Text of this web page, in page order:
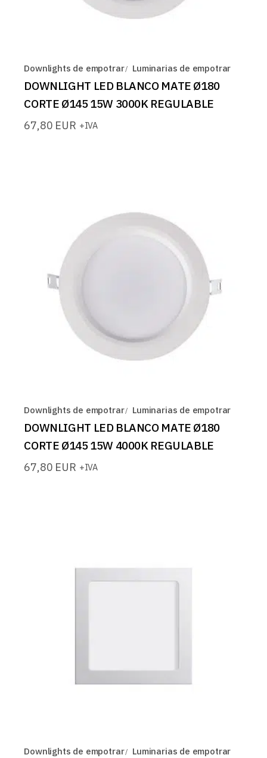
Downlights de empotrar Luminarias de empotrar
DOWNLIGHT LED BLANCO MATE Ø180
CORTE Ø145 15W 3000K REGULABLE
67,80 EUR +IVA
Downlights de empotrar Luminarias de empotrar
DOWNLIGHT LED BLANCO MATE Ø180
CORTE Ø145 15W 4000K REGULABLE
67,80 EUR +IVA
Downlights de empotrar Luminarias de empotrar